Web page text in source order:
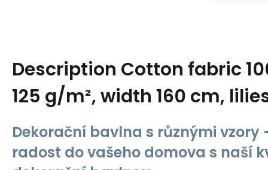
Description Cotton fabric
125 g/m², width 160 cm,
Dekorační bavlna s různými vzory
radost do vašeho domova s naší